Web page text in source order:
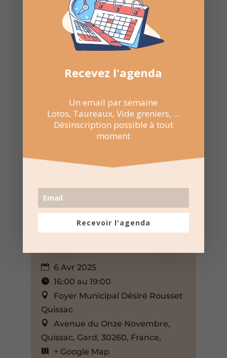
6 Avr 2025
16:00 au 19:00
Foyer Municipal Désiré Rousset
Quissac
Avenue du Onze Novembre,
Quissac, Gard, 30260, France,
+ Google Map
Recevez l'agenda
Un email par semaine
Lotos, Taureaux, Vide greniers, ...
Désinscription possible à tout
moment
Recevoir l'agenda